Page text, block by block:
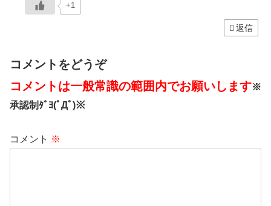
+1
返信
コメントをどうぞ
コメントは一般常識の範囲内でお願いします※
承認制ﾀﾞﾖ(ﾟДﾟ)※
コメント ※